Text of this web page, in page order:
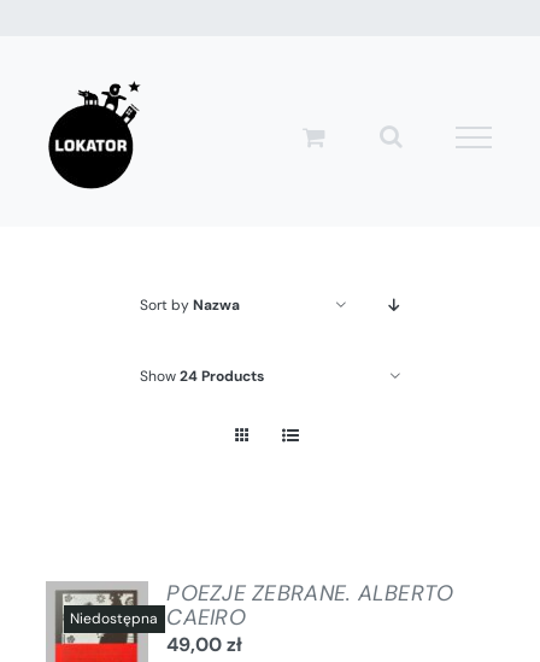
zawartości
Sort byNazwa
Show24 Products
SZCZEGÓŁY
POEZJE ZEBRANE. ALBERTO
CAEIRO
49,00zł